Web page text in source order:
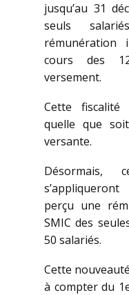
jusqu’au 31
seuls
cours des
versement.
Cette fiscalité
quelle que
versante.
Désormais,
perçu une
SMIC des
50 salariés.
Cette
à compter du